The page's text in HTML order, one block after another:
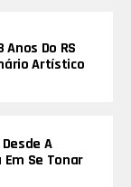
Do RS
Artístico
A
Em Se Tonar